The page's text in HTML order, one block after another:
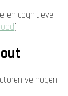
en cognitieve
).
verhogen